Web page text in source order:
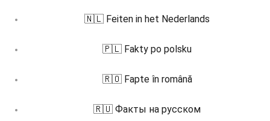
🇳🇱 Feiten in het Nederlands
🇵🇱 Fakty po polsku
🇷🇴 Fapte în română
🇷🇺 Факты на русском